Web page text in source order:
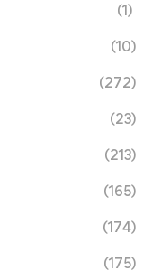
(1)
(10)
(272)
(23)
(213)
(165)
(174)
(175)